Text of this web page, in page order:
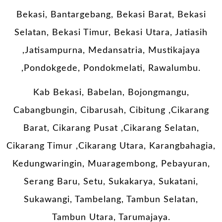
Bekasi, Bantargebang, Bekasi Barat, Bekasi
Selatan, Bekasi Timur, Bekasi Utara, Jatiasih
,Jatisampurna, Medansatria, Mustikajaya
,Pondokgede, Pondokmelati, Rawalumbu.
Kab Bekasi, Babelan, Bojongmangu,
Cabangbungin, Cibarusah, Cibitung ,Cikarang
Barat, Cikarang Pusat ,Cikarang Selatan,
Cikarang Timur ,Cikarang Utara, Karangbahagia,
Kedungwaringin, Muaragembong, Pebayuran,
Serang Baru, Setu, Sukakarya, Sukatani,
Sukawangi, Tambelang, Tambun Selatan,
Tambun Utara, Tarumajaya.